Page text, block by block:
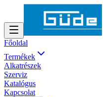
Főoldal
Termékek
Alkatrészek
Szerviz
Katalógus
Kapcsolat